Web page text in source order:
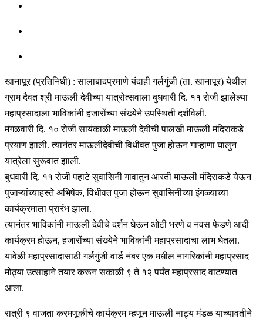
खानापूर (प्रतिनिधी) : सालाबादप्रमाणे यंदाही गर्लगुंजी (ता. खानापूर) येथील
ग्राम दैवत श्री माऊली देवीच्या यात्रोत्सवाला बुधवारी दि. ११ रोजी झालेल्या
महाप्रसादाला भाविकांनी हजारोंच्या संख्येने उपस्थिती दर्शविली.
मंगळवारी दि. १० रोजी सायंकाळी माऊली देवीची पालखी माऊली मंदिराकडे
प्रयाण झाली. त्यानंतर माऊलीदेवीची विधीवत पुजा होऊन गाऱ्हाणा घालुन
यात्रेला सुरूवात झाली.
बुधवारी दि. ११ रोजी पहाटे सुवासिनी गावातुन आरती माऊली मंदिराकडे येऊन
पुजाऱ्यांच्याहस्ते अभिषेक, विधीवत पुजा होऊन सुवासिनीच्या इंगळ्याच्या
कार्यक्रमाला प्रारंभ झाला.
त्यानंतर भाविकांनी माऊली देवीचे दर्शन घेऊन ओटी भरणे व नवस फेडणे आदी
कार्यक्रम होऊन, हजारोंच्या संख्येने भाविकांनी महाप्रसादाचा लाभ घेतला.
यावेळी महाप्रसादासाठी गर्लगुंजी वार्ड नंबर एक मधील नागरिकांनी महाप्रसाद
मोठ्या उत्साहाने तयार करून सकाळी ९ ते १२ पर्यंत महाप्रसाद वाटण्यात
आला.
रात्री ९ वाजता करमणूकीचे कार्यक्रम म्हणून माऊली नाट्य मंडळ याच्यावतीने